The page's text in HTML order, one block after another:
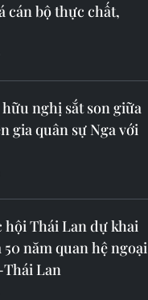
cán bộ thực chất,
nghị sắt son giữa
gia quân sự Nga với
hội Thái Lan dự khai
năm quan hệ ngoại
Thái Lan